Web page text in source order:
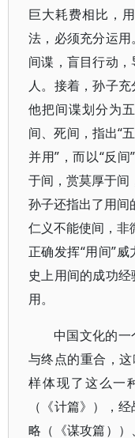
巨大耗费相比，
法，必须充分运
间谍，盲目行动
人。接着，孙子
他把间谍划分为
间、死间，指出“
并用”，而以“反
于间，赏莫厚于间
孙子还指出了用间
仁义不能使间，非
正确发挥“用间”
史上用间的成功
用。
中国文化的
与终点的重合，
样体现了这么一
（《计篇》），
略（《谋攻篇）